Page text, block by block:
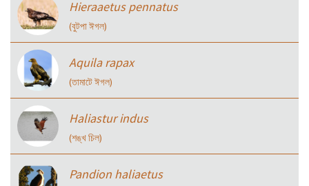
Hieraaetus pennatus
(বুটপা ঈগল)
Aquila rapax
(তামাটে ঈগল)
Haliastur indus
(শঙ্খ চিল)
Pandion haliaetus